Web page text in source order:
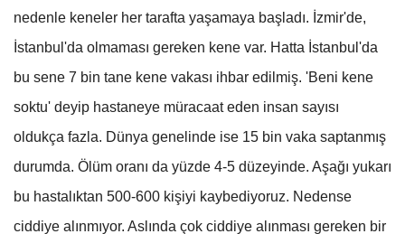
nedenle keneler her tarafta yaşamaya başladı. İzmir'de,
İstanbul'da olmaması gereken kene var. Hatta İstanbul'da
bu sene 7 bin tane kene vakası ihbar edilmiş. 'Beni kene
soktu' deyip hastaneye müracaat eden insan sayısı
oldukça fazla. Dünya genelinde ise 15 bin vaka saptanmış
durumda. Ölüm oranı da yüzde 4-5 düzeyinde. Aşağı yukarı
bu hastalıktan 500-600 kişiyi kaybediyoruz. Nedense
ciddiye alınmıyor. Aslında çok ciddiye alınması gereken bir